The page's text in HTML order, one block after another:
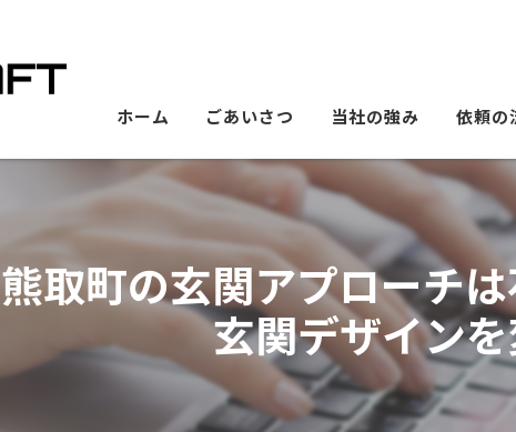
ホーム ごあいさつ 当社の強み 依頼の
熊取町の玄関アプローチ
玄関デザイン